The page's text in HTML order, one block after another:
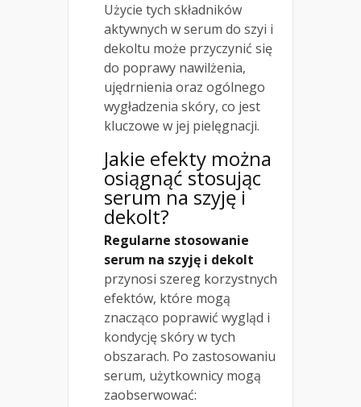
Użycie tych składników
aktywnych w serum do szyi i
dekoltu może przyczynić się
do poprawy nawilżenia,
ujędrnienia oraz ogólnego
wygładzenia skóry, co jest
kluczowe w jej pielęgnacji.
Jakie efekty można
osiągnąć stosując
serum na szyję i
dekolt?
Regularne stosowanie
serum na szyję i dekolt
przynosi szereg korzystnych
efektów, które mogą
znacząco poprawić wygląd i
kondycję skóry w tych
obszarach. Po zastosowaniu
serum, użytkownicy mogą
zaobserwować: